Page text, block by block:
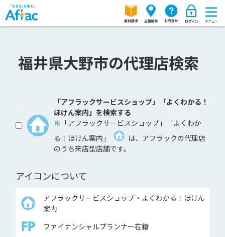
福井県大野市の代理店検索
「アフラックサービスショップ」「よくわかる！
ほけん案内」を検索する
※「アフラックサービスショップ」「よくわか
る！ほけん案内」
は、アフラックの代理店
のうち来店型店舗です。
アイコンについて
アフラックサービスショップ・よくわかる！ほけん
案内
ファイナンシャルプランナー在籍